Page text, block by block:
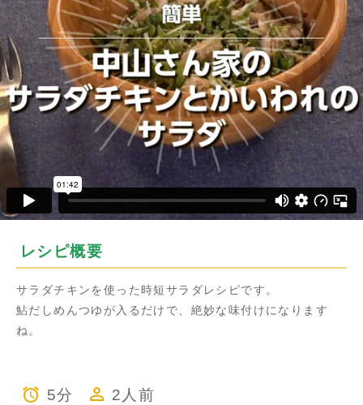
レシピ概要
サラダチキンを使った時短サラダレシピです。
鮎だしめんつゆが入るだけで、絶妙な味付けになります
ね。
5分 2人前